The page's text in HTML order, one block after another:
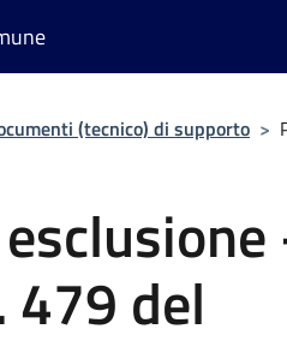
(tecnico) di supporto >
479 del